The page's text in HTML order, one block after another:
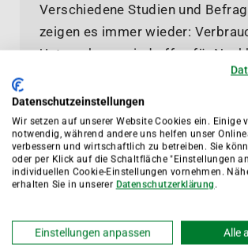
Verschiedene Studien und
zeigen es immer wieder:
Unternehmen sind offen für
und zu nachhaltigem Handeln
Allerdings sind sie es in der
nicht oder zumindest…
Datenschutzeinstellungen
Wir setzen auf unserer Website Cookies ein. Einige
notwendig, während andere uns helfen unser
verbessern und wirtschaftlich zu betreiben. Sie
oder per Klick auf die Schaltfläche "Einstellungen
individuellen Cookie-Einstellungen vornehmen.
erhalten Sie in unserer Datenschutzerklärung .
Einstellungen anpassen Alle